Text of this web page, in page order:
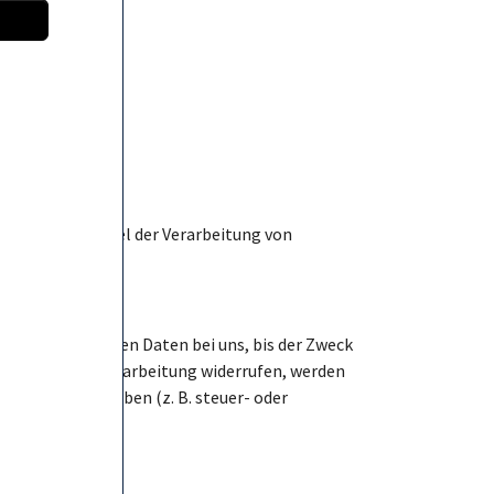
und Mittel der Verarbeitung von
Daten bei uns, bis der Zweck
zur Datenverarbeitung widerrufen, werden
Daten haben (z. B. steuer- oder